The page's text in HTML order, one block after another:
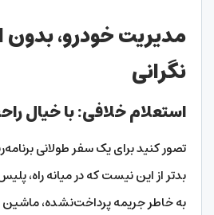
مدیریت خودرو،
نگرانی
استعلام خلافی: با خیال
تصور کنید برای یک سفر طولانی
بدتر از این نیست که در میانه راه،
به خاطر جریمه پرداخت‌نشده، ماشین